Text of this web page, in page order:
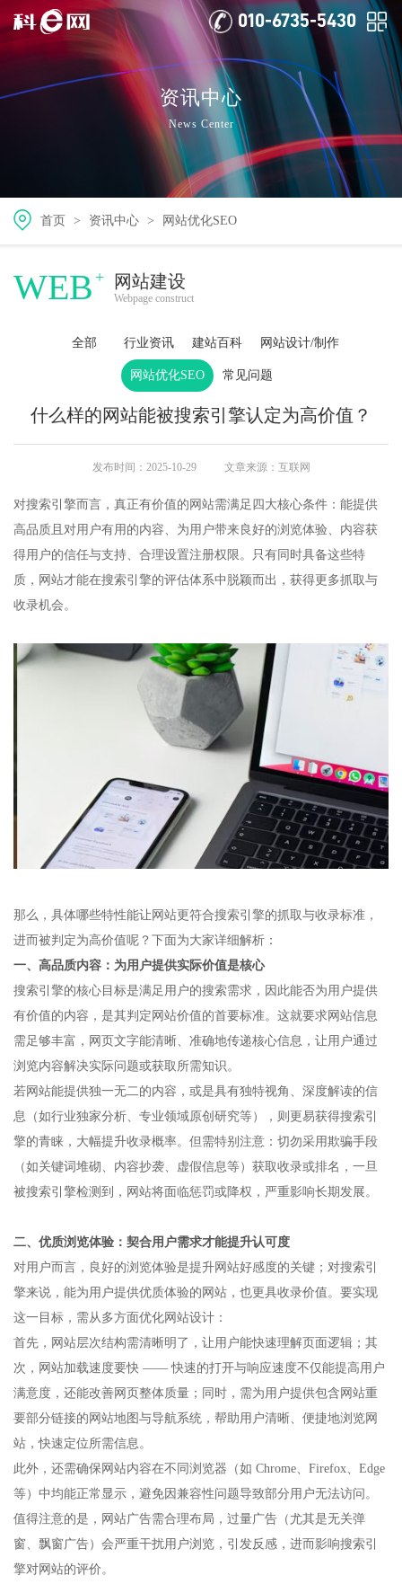
010-6735-5430
资讯中心
News Center
首页 > 资讯中心 > 网站优化SEO
WEB + 网站建设
Webpage construct
全部 行业资讯 建站百科 网站设计/制作
网站优化SEO 常见问题
什么样的网站能被搜索引擎认定为高价值？
发布时间：2025-10-29 文章来源：互联网
对搜索引擎而言，真正有价值的网站需满足四大核心条件：能提供
高品质且对用户有用的内容、为用户带来良好的浏览体验、内容获
得用户的信任与支持、合理设置注册权限。只有同时具备这些特
质，网站才能在搜索引擎的评估体系中脱颖而出，获得更多抓取与
收录机会。​
那么，具体哪些特性能让网站更符合搜索引擎的抓取与收录标准，
进而被判定为高价值呢？下面为大家详细解析：​
一、高品质内容：为用户提供实际价值是核心​
搜索引擎的核心目标是满足用户的搜索需求，因此能否为用户提供
有价值的内容，是其判定网站价值的首要标准。这就要求网站信息
需足够丰富，网页文字能清晰、准确地传递核心信息，让用户通过
浏览内容解决实际问题或获取所需知识。​
若网站能提供独一无二的内容，或是具有独特视角、深度解读的信
息（如行业独家分析、专业领域原创研究等），则更易获得搜索引
擎的青睐，大幅提升收录概率。但需特别注意：切勿采用欺骗手段
（如关键词堆砌、内容抄袭、虚假信息等）获取收录或排名，一旦
被搜索引擎检测到，网站将面临惩罚或降权，严重影响长期发展。​
二、优质浏览体验：契合用户需求才能提升认可度​
对用户而言，良好的浏览体验是提升网站好感度的关键；对搜索引
擎来说，能为用户提供优质体验的网站，也更具收录价值。要实现
这一目标，需从多方面优化网站设计：​
首先，网站层次结构需清晰明了，让用户能快速理解页面逻辑；其
次，网站加载速度要快 —— 快速的打开与响应速度不仅能提高用户
满意度，还能改善网页整体质量；同时，需为用户提供包含网站重
要部分链接的网站地图与导航系统，帮助用户清晰、便捷地浏览网
站，快速定位所需信息。​
此外，还需确保网站内容在不同浏览器（如 Chrome、Firefox、Edge
等）中均能正常显示，避免因兼容性问题导致部分用户无法访问。
值得注意的是，网站广告需合理布局，过量广告（尤其是无关弹
窗、飘窗广告）会严重干扰用户浏览，引发反感，进而影响搜索引
擎对网站的评价。​